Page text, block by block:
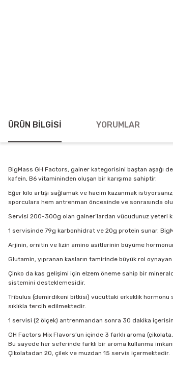
ÜRÜN BILGISI YORUMLAR
BigMass GH Factors, gainer kategorisini baştan aşağı
kafein, B6 vitamininden oluşan bir karışıma sahiptir.
Eğer kilo artışı sağlamak ve hacim kazanmak
sporculara hem antrenman öncesinde ve sonrasında
Servisi 200-300g olan gainer’lardan vücudunuz yeteri
1 servisinde 79g karbonhidrat ve 20g protein sunar.
Arjinin, ornitin ve lizin amino asitlerinin büyüme
Glutamin, yıpranan kasların tamirinde büyük rol
Çinko da kas gelişimi için elzem öneme sahip bir
sistemini desteklemesidir.
Tribulus (demirdikeni bitkisi) vücuttaki erkeklik hormonu
sıklıkla tercih edilmektedir.
1 servisi (2 ölçek) antrenmandan sonra 30 dakika
GH Factors Mix Flavors’un içinde 3 farklı aroma
Bu sayede her seferinde farklı bir aroma kullanma
Çikolatadan 20, çilek ve muzdan 15 servis içermektedir.